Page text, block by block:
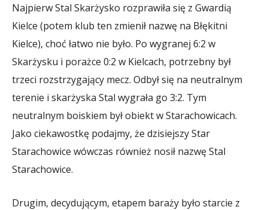
Najpierw Stal Skarżysko rozprawiła się z Gwardią
Kielce (potem klub ten zmienił nazwę na Błękitni
Kielce), choć łatwo nie było. Po wygranej 6:2 w
Skarżysku i porażce 0:2 w Kielcach, potrzebny był
trzeci rozstrzygający mecz. Odbył się na neutralnym
terenie i skarżyska Stal wygrała go 3:2. Tym
neutralnym boiskiem był obiekt w Starachowicach.
Jako ciekawostkę podajmy, że dzisiejszy Star
Starachowice wówczas również nosił nazwę Stal
Starachowice.
Drugim, decydującym, etapem baraży było starcie z